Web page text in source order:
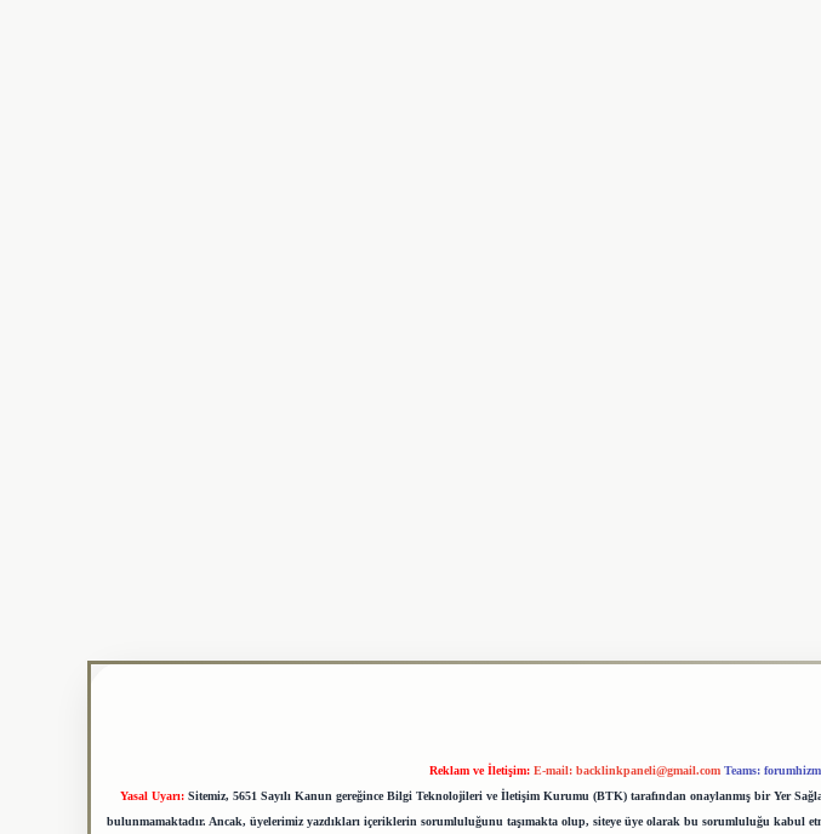
Reklam ve İletişim: E-mail: backlinkpaneli@gmail.com Teams:
Yasal Uyarı: Sitemiz, 5651 Sayılı Kanun gereğince Bilgi Teknolojileri ve İletişim Kurumu (BTK) tarafından onaylanmış bir Yer
bulunmamaktadır. Ancak, üyelerimiz yazdıkları içeriklerin sorumluluğunu taşımakta olup, siteye üye olarak bu sorumluluğu kabul